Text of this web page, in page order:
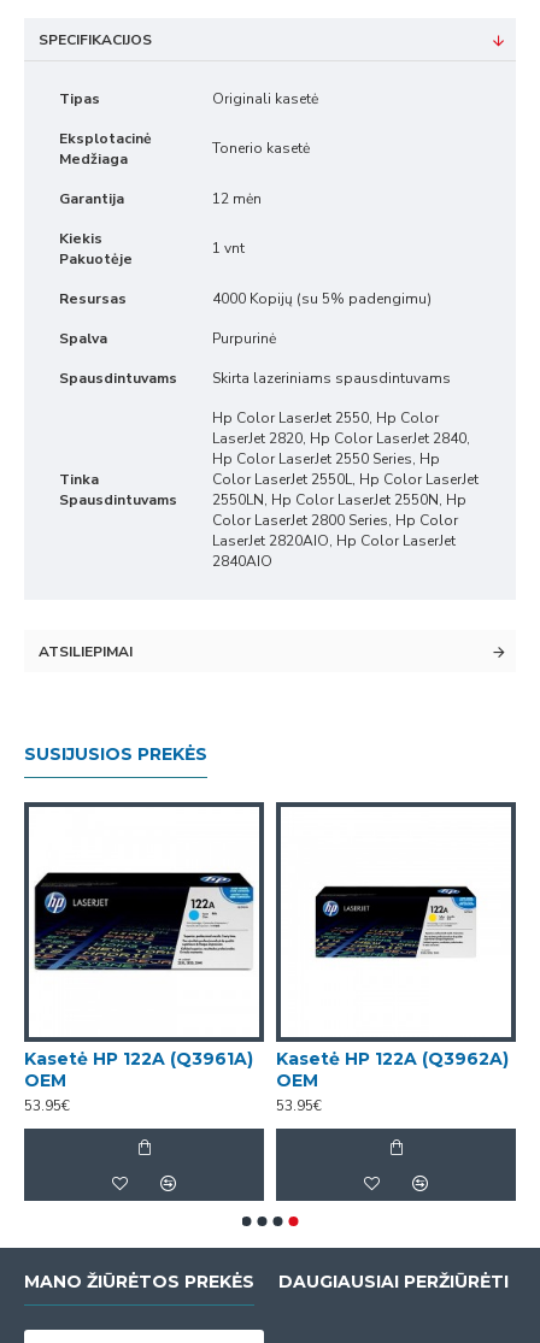
SPECIFIKACIJOS
Tipas Originali kasetė
Eksplotacinė
Medžiaga
Tonerio kasetė
Garantija 12 mėn
Kiekis
Pakuotėje
1 vnt
Resursas 4000 Kopijų (su 5% padengimu)
Spalva Purpurinė
Spausdintuvams Skirta lazeriniams spausdintuvams
Tinka
Spausdintuvams
Hp Color LaserJet 2550, Hp Color
LaserJet 2820, Hp Color LaserJet 2840,
Hp Color LaserJet 2550 Series, Hp
Color LaserJet 2550L, Hp Color LaserJet
2550LN, Hp Color LaserJet 2550N, Hp
Color LaserJet 2800 Series, Hp Color
LaserJet 2820AIO, Hp Color LaserJet
2840AIO
ATSILIEPIMAI
SUSIJUSIOS PREKĖS
Kasetė HP 122A (Q3961A)
OEM
53.95€
Kasetė HP 122A (Q3962A)
OEM
53.95€
MANO ŽIŪRĖTOS PREKĖS DAUGIAUSIAI PERŽIŪRĖTI